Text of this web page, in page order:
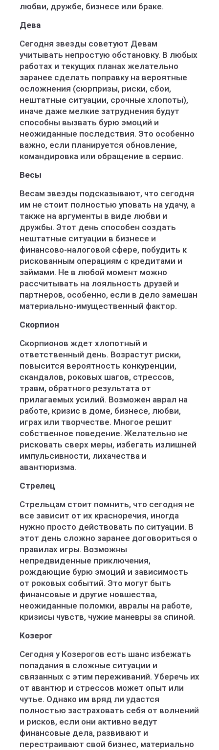
любви, дружбе, бизнесе или браке.
Дева
Сегодня звезды советуют Девам
учитывать непростую обстановку. В любых
работах и текущих планах желательно
заранее сделать поправку на вероятные
осложнения (сюрпризы, риски, сбои,
нештатные ситуации, срочные хлопоты),
иначе даже мелкие затруднения будут
способны вызвать бурю эмоций и
неожиданные последствия. Это особенно
важно, если планируется обновление,
командировка или обращение в сервис.
Весы
Весам звезды подсказывают, что сегодня
им не стоит полностью уповать на удачу, а
также на аргументы в виде любви и
дружбы. Этот день способен создать
нештатные ситуации в бизнесе и
финансово-налоговой сфере, побудить к
рискованным операциям с кредитами и
займами. Не в любой момент можно
рассчитывать на лояльность друзей и
партнеров, особенно, если в дело замешан
материально-имущественный фактор.
Скорпион
Скорпионов ждет хлопотный и
ответственный день. Возрастут риски,
повысится вероятность конкуренции,
скандалов, роковых шагов, стрессов,
травм, обратного результата от
прилагаемых усилий. Возможен аврал на
работе, кризис в доме, бизнесе, любви,
играх или творчестве. Многое решит
собственное поведение. Желательно не
рисковать сверх меры, избегать излишней
импульсивности, лихачества и
авантюризма.
Стрелец
Стрельцам стоит помнить, что сегодня не
все зависит от их красноречия, иногда
нужно просто действовать по ситуации. В
этот день сложно заранее договориться о
правилах игры. Возможны
непредвиденные приключения,
рождающие бурю эмоций и зависимость
от роковых событий. Это могут быть
финансовые и другие новшества,
неожиданные поломки, авралы на работе,
кризисы чувств, чужие маневры за спиной.
Козерог
Сегодня у Козерогов есть шанс избежать
попадания в сложные ситуации и
связанных с этим переживаний. Уберечь их
от авантюр и стрессов может опыт или
чутье. Однако им вряд ли удастся
полностью застраховать себя от волнений
и рисков, если они активно ведут
финансовые дела, развивают и
перестраивают свой бизнес, материально